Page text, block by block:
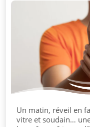
Un matin, réveil en
vitre et soudain…